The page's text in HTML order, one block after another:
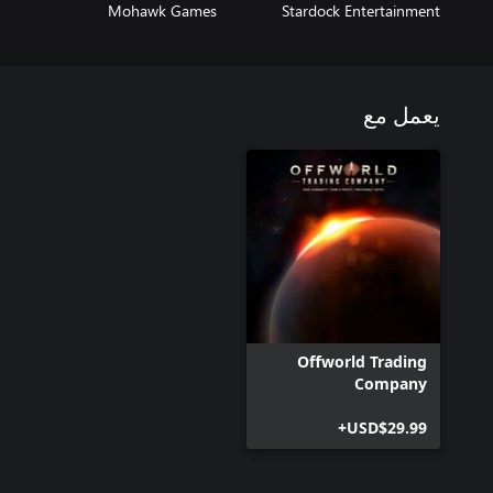
Stardock Entertainment
Mohawk Games
يعمل مع
Offworld Trading
Company
USD$29.99+